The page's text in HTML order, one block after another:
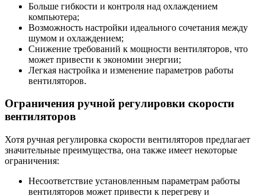
Больше гибкости и контроля над охлаждением
компьютера;
Возможность настройки идеального сочетания между
шумом и охлаждением;
Снижение требований к мощности вентиляторов, что
может привести к экономии энергии;
Легкая настройка и изменение параметров работы
вентиляторов.
Ограничения ручной регулировки скорости
вентиляторов
Хотя ручная регулировка скорости вентиляторов предлагает
значительные преимущества, она также имеет некоторые
ограничения:
Несоответствие установленным параметрам работы
вентиляторов может привести к перегреву и